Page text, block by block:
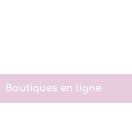
Boutiques en ligne